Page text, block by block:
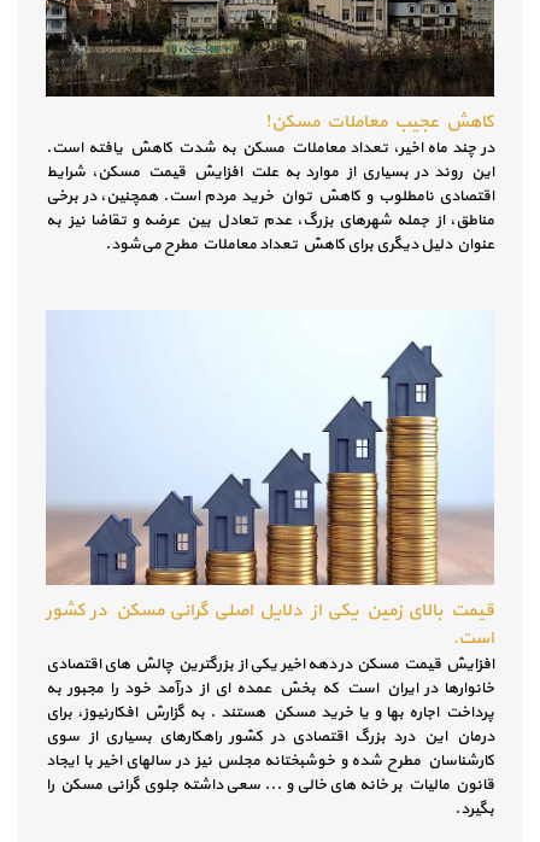
کاهش عجیب معاملات مسکن!
در چند ماه اخیر، تعداد معاملات مسکن به شدت کاهش یافته است.
این روند در بسیاری از موارد به علت افزایش قیمت‌ مسکن، شرایط
اقتصادی نامطلوب و کاهش توان خرید مردم است. همچنین، در برخی
مناطق، از جمله شهرهای بزرگ، عدم تعادل بین عرضه و تقاضا نیز به
عنوان دلیل دیگری برای کاهش تعداد معاملات مطرح می‌شود.
قیمت بالای زمین یکی از دلایل اصلی گرانی مسکن در کشور
است.
افزایش قیمت مسکن در دهه اخیر یکی از بزرگترین چالش های اقتصادی
خانوارها در ایران است که بخش عمده ای از درآمد خود را مجبور به
پرداخت اجاره بها و یا خرید مسکن هستند . به گزارش افکارنیوز، برای
درمان این درد بزرگ اقتصادی در کشور راهکارهای بسیاری از سوی
کارشناسان مطرح شده و خوشبختانه مجلس نیز در سالهای اخیر با ایجاد
قانون مالیات بر خانه های خالی و ... سعی داشته جلوی گرانی مسکن را
بگیرد.